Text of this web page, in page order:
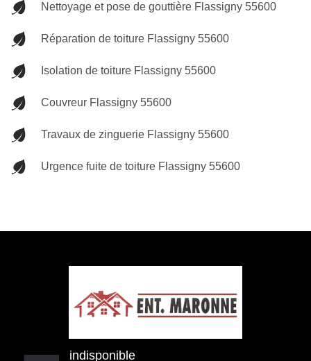
Nettoyage et pose de gouttière Flassigny 55600
Réparation de toiture Flassigny 55600
Isolation de toiture Flassigny 55600
Couvreur Flassigny 55600
Travaux de zinguerie Flassigny 55600
Urgence fuite de toiture Flassigny 55600
indisponible